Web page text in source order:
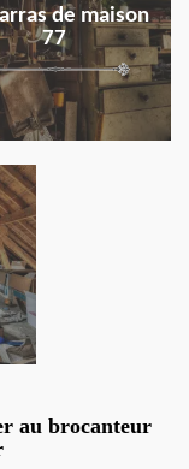
de maison
77
au brocanteur